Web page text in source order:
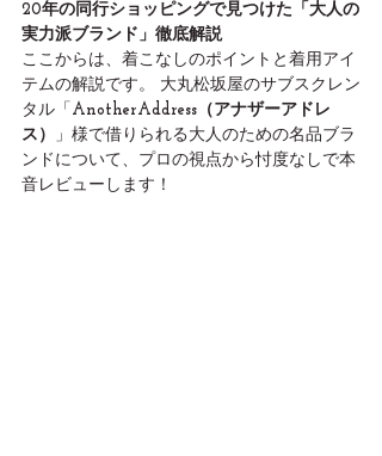
20年の同行ショッピングで見つけた「大人の
実力派ブランド」徹底解説
ここからは、着こなしのポイントと着用アイ
テムの解説です。 大丸松坂屋のサブスクレン
タル「 AnotherAddress（アナザーアドレ
ス） 」様で借りられる大人のための名品ブラ
ンドについて、プロの視点から忖度なしで本
音レビューします！